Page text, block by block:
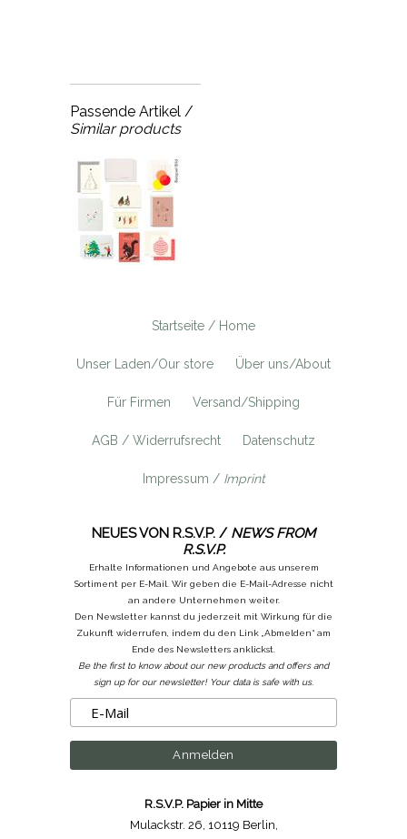
Passende Artikel /
Similar products
Startseite / Home
Unser Laden/Our store Über uns/About
Für Firmen Versand/Shipping
AGB / Widerrufsrecht Datenschutz
Impressum / Imprint
NEUES VON R.S.V.P. / NEWS FROM
R.S.V.P.
Erhalte Informationen und Angebote aus unserem
Sortiment per E-Mail. Wir geben die E-Mail-Adresse nicht
an andere Unternehmen weiter.
Den Newsletter kannst du jederzeit mit Wirkung für die
Zukunft widerrufen, indem du den Link „Abmelden“ am
Ende des Newsletters anklickst.
Be the first to know about our new products and offers and
sign up for our newsletter! Your data is safe with us.
R.S.V.P. Papier in Mitte
Mulackstr. 26 10119 Berlin